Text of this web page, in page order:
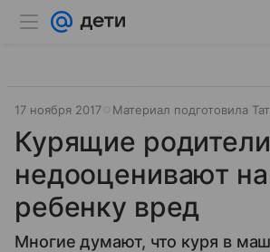
17 ноября 2017 Материал подготовила
Курящие родители
недооценивают
ребенку вред
Многие думают, что куря в